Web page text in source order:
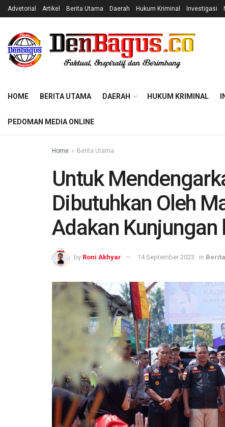
Advetorial Artikel Berita Utama Daerah Hukum Kriminal Investigasi
HOME BERITA UTAMA DAERAH HUKUM KRIMINAL
PEDOMAN MEDIA ONLINE
Home Berita Utama
Untuk
Dibutuhkan Oleh
Adakan
by Roni Akhyar 14 September 2023 in